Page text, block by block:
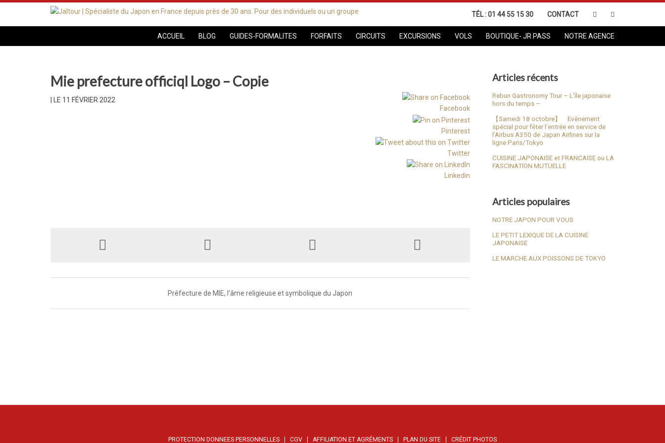
TÉL :01 44 55 15 30 CONTACT
ACCUEIL BLOG GUIDES-FORMALITES FORFAITS CIRCUITS EXCURSIONS VOLS BOUTIQUE- JR PASS NOTRE AGENCE
Mie prefecture officiql Logo – Copie
LE 11 FÉVRIER 2022
Facebook
Pinterest
Twitter
Linkedin
Préfecture de MIE, l’âme religieuse et symbolique du Japon
Articles récents
Rebun Gastronomy Tour – L’île japonaise
hors du temps –
【Samedi 18 octobre】 Evènement
spécial pour fêter l’entrée en service de
l’Airbus A350 de Japan Airlines sur la
ligne Paris/Tokyo
CUISINE JAPONAISE et FRANCAISE ou LA
FASCINATION MUTUELLE
Articles populaires
NOTRE JAPON POUR VOUS
LE PETIT LEXIQUE DE LA CUISINE
JAPONAISE
LE MARCHE AUX POISSONS DE TOKYO
PROTECTION DONNEES PERSONNELLES CGV AFFILIATION ET AGRÉMENTS PLAN DU SITE CRÉDIT PHOTOS